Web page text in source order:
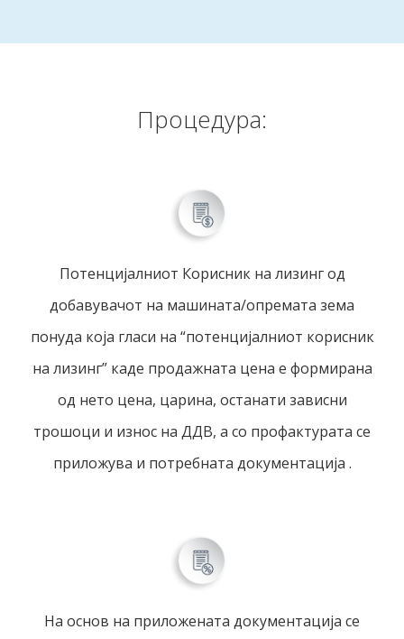
Процедура:
Потенцијалниот Корисник на лизинг од
добавувачот на машината/опремата зема
понуда која гласи на “потенцијалниот корисник
на лизинг” каде продажната цена е формирана
од нето цена, царина, останати зависни
трошоци и износ на ДДВ, а со профактурата се
приложува и потребната документација .
На основ на приложената документација се